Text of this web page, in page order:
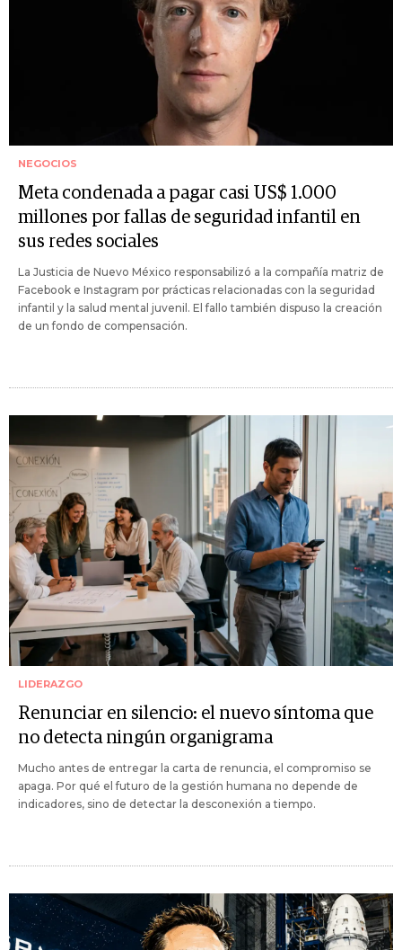
NEGOCIOS
Meta condenada a pagar casi US$ 1.000
millones por fallas de seguridad infantil en
sus redes sociales
La Justicia de Nuevo México responsabilizó a la compañía matriz de
Facebook e Instagram por prácticas relacionadas con la seguridad
infantil y la salud mental juvenil. El fallo también dispuso la creación
de un fondo de compensación.
LIDERAZGO
Renunciar en silencio: el nuevo síntoma que
no detecta ningún organigrama
Mucho antes de entregar la carta de renuncia, el compromiso se
apaga. Por qué el futuro de la gestión humana no depende de
indicadores, sino de detectar la desconexión a tiempo.